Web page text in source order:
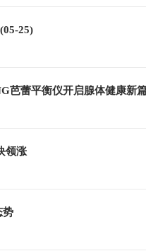
25)
芭蕾平衡仪开启腺体健康新
领涨
势